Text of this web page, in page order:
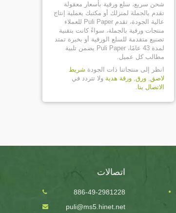
شحن سريع، سلع ورقية بأسعار معقولة
تقدم بالجملة لمنزلك أو مكتبك بعملية إنتاج
عالية الجودة، تقدم Puli Paper للعملاء
منتجات ورقية بالجملة، سواءً كانت بتقنية
تصنيع متقدمة للسلع الورقية أو بخبرة تمتد
لمدة 43 عامًا، Puli Paper يضمن تلبية
مطالب كل عميل.
انظر إلى منتجاتنا ذات الجودة شريط
لاصق, ورق, ورقة هدية ولا تتردد في
الاتصال بنا.
اتصالات
886-49-2981228
puli@ms5.hinet.net
OCT